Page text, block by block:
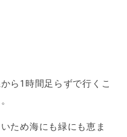
ら1時間足らずで行くこ
ため海にも緑にも恵ま